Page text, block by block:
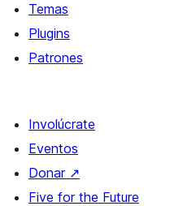
Temas
Plugins
Patrones
Involúcrate
Eventos
Donar ↗
Five for the Future